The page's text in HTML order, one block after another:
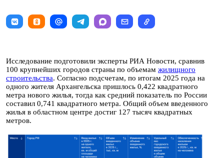
Исследование подготовили эксперты РИА Новости, сравнив
100 крупнейших городов страны по объемам жилищного
строительства. Согласно подсчетам, по итогам 2025 года на
одного жителя Архангельска пришлось 0,422 квадратного
метра нового жилья, тогда как средний показатель по России
составил 0,741 квадратного метра. Общий объем введенного
жилья в областном центре достиг 127 тысяч квадратных
метров.